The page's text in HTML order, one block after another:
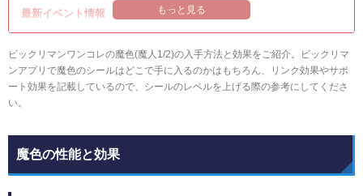
最新イベント情報 もっと見る
ビックリマンワンコレの魔色(魔人1/2)の入手方法と効果をご紹介。ビックリマ
ンアプリで魔色のシールはどこで手に入るのかはもちろん、リンク効果やサポ
ート効果を記載しているので、シールのレベルを上げる際の参考にしてくださ
い。
魔色の性能と効果